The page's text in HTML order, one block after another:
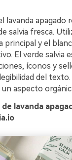
lavanda apagado
salvia fresca.
principal y el
El verde salvia
íconos y
del texto.
aspecto
lavanda